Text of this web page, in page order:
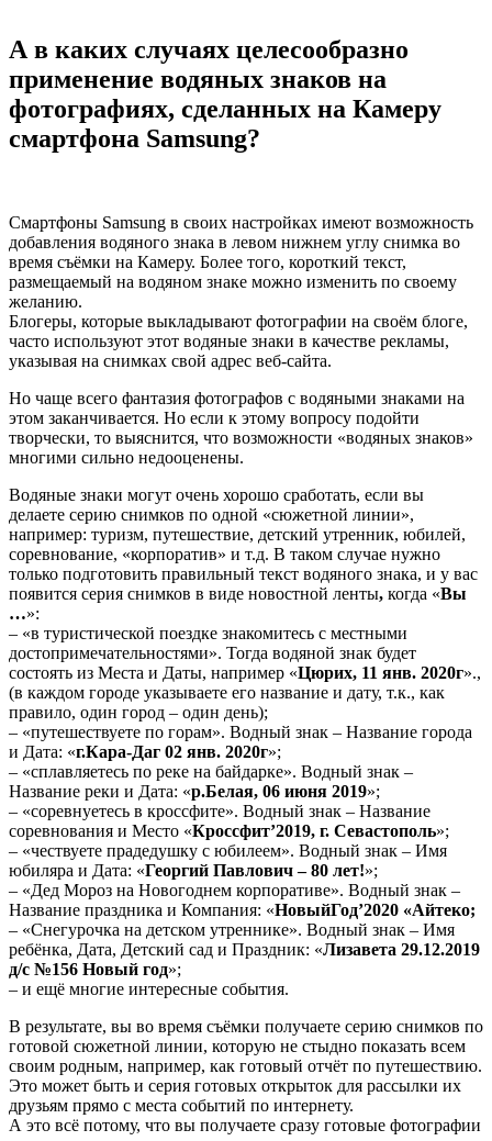
А в каких случаях целесообразно
применение водяных знаков на
фотографиях, сделанных на Камеру
смартфона Samsung?
Смартфоны Samsung в своих настройках имеют возможность
добавления водяного знака в левом нижнем углу снимка во
время съёмки на Камеру. Более того, короткий текст,
размещаемый на водяном знаке можно изменить по своему
желанию.
Блогеры, которые выкладывают фотографии на своём блоге,
часто используют этот водяные знаки в качестве рекламы,
указывая на снимках свой адрес веб-сайта.
Но чаще всего фантазия фотографов с водяными знаками на
этом заканчивается. Но если к этому вопросу подойти
творчески, то выяснится, что возможности «водяных знаков»
многими сильно недооценены.
Водяные знаки могут очень хорошо сработать, если вы
делаете серию снимков по одной «сюжетной линии»,
например: туризм, путешествие, детский утренник, юбилей,
соревнование, «корпоратив» и т.д. В таком случае нужно
только подготовить правильный текст водяного знака, и у вас
появится серия снимков в виде новостной ленты, когда «Вы
…»:
– «в туристической поездке знакомитесь с местными
достопримечательностями». Тогда водяной знак будет
состоять из Места и Даты, например «Цюрих, 11 янв. 2020г».,
(в каждом городе указываете его название и дату, т.к., как
правило, один город – один день);
– «путешествуете по горам». Водный знак – Название города
и Дата: «г.Кара-Даг 02 янв. 2020г»;
– «сплавляетесь по реке на байдарке». Водный знак –
Название реки и Дата: «р.Белая, 06 июня 2019»;
– «соревнуетесь в кроссфите». Водный знак – Название
соревнования и Место «Кроссфит’2019, г. Севастополь»;
– «чествуете прадедушку с юбилеем». Водный знак – Имя
юбиляра и Дата: «Георгий Павлович – 80 лет!»;
– «Дед Мороз на Новогоднем корпоративе». Водный знак –
Название праздника и Компания: «НовыйГод’2020 «Айтеко;
– «Снегурочка на детском утреннике». Водный знак – Имя
ребёнка, Дата, Детский сад и Праздник: «Лизавета 29.12.2019
д/с №156 Новый год»;
– и ещё многие интересные события.
В результате, вы во время съёмки получаете серию снимков по
готовой сюжетной линии, которую не стыдно показать всем
своим родным, например, как готовый отчёт по путешествию.
Это может быть и серия готовых открыток для рассылки их
друзьям прямо с места событий по интернету.
А это всё потому, что вы получаете сразу готовые фотографии